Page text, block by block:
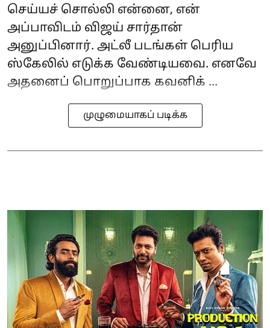
செய்யச் சொல்லி என்னை, என்
அப்பாவிடம் விஜய் சார்தான்
அனுப்பினார். அட்லீ படங்கள் பெரிய
ஸ்கேலில் எடுக்க வேண்டியவை. எனவே
அதனைப் பொறுப்பாக கவனிக் ...
முழுமையாகப் படிக்க